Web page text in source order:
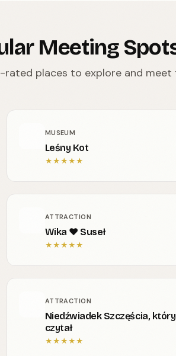
Meeting
rated places to explore and meet
MUSEUM
Leśny Kot
★★★★★
ATTRACTION
Wika ❤ Suseł
★★★★★
ATTRACTION
Niedźwiadek Szczęścia,
czytał
★★★★★